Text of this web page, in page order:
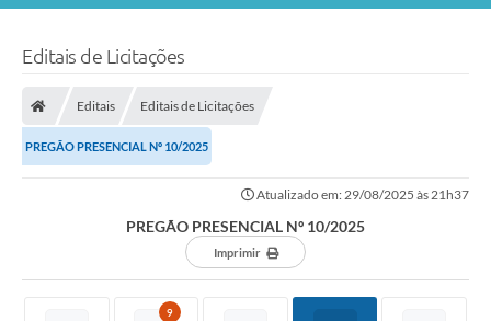
Editais de Licitações
Editais Editais de Licitações
PREGÃO PRESENCIAL Nº 10/2025
Atualizado em: 29/08/2025 às 21h37
PREGÃO PRESENCIAL Nº 10/2025
Imprimir
9